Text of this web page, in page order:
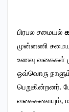
பிரபல சமையல்
முன்னணி
உணவு வகைகள்
ஒவ்வொரு
பெறுகின்றனர்.
வகைகளையும்,